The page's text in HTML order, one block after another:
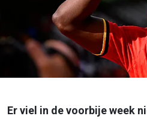
Er viel in de voorbije week